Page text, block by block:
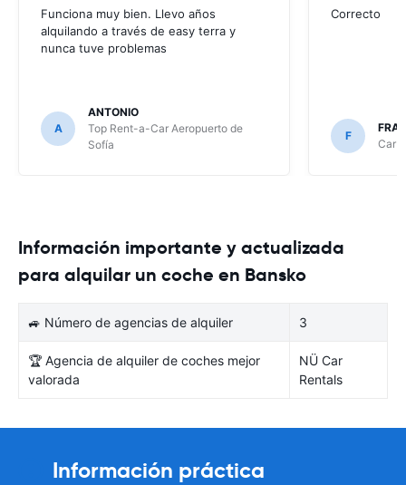
Funciona muy bien. Llevo años
alquilando a través de easy terra y
nunca tuve problemas
A
ANTONIO
Top Rent-a-Car Aeropuerto de
Sofía
Correcto
F
Información importante y actualizada
para alquilar un coche en Bansko
🚙 Número de agencias de alquiler 3
🏆 Agencia de alquiler de coches mejor
valorada
NÜ Car
Rentals
Información práctica